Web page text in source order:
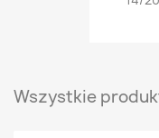
Wszystkie